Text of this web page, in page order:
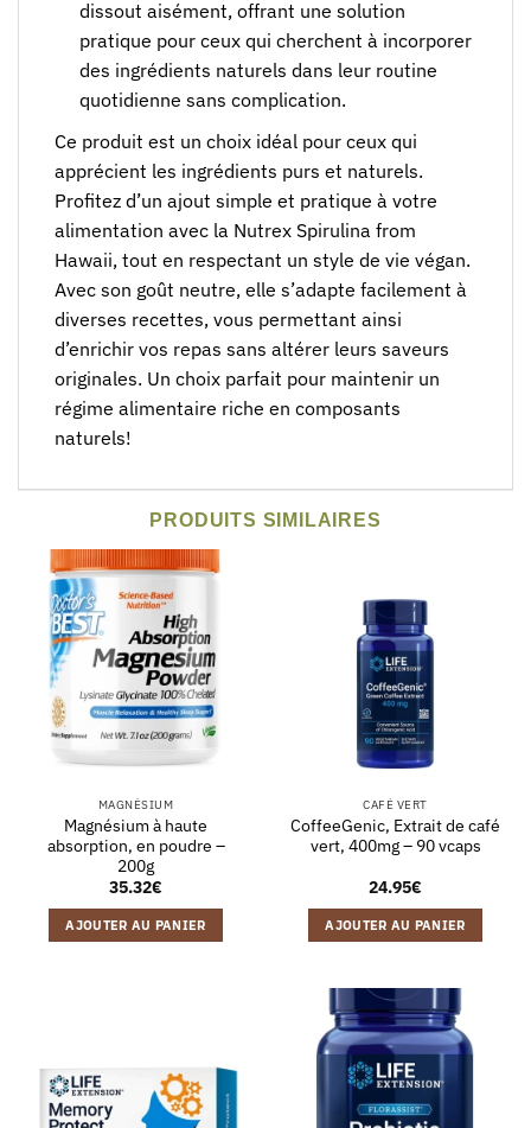
dissout aisément, offrant une solution
pratique pour ceux qui cherchent à incorporer
des ingrédients naturels dans leur routine
quotidienne sans complication.
Ce produit est un choix idéal pour ceux qui
apprécient les ingrédients purs et naturels.
Profitez d’un ajout simple et pratique à votre
alimentation avec la Nutrex Spirulina from
Hawaii, tout en respectant un style de vie végan.
Avec son goût neutre, elle s’adapte facilement à
diverses recettes, vous permettant ainsi
d’enrichir vos repas sans altérer leurs saveurs
originales. Un choix parfait pour maintenir un
régime alimentaire riche en composants
naturels!
PRODUITS SIMILAIRES
MAGNÉSIUM
Magnésium à haute
absorption, en poudre –
200g
35.32€
AJOUTER AU PANIER
CAFÉ VERT
CoffeeGenic, Extrait de café
vert, 400mg – 90 vcaps
24.95€
AJOUTER AU PANIER